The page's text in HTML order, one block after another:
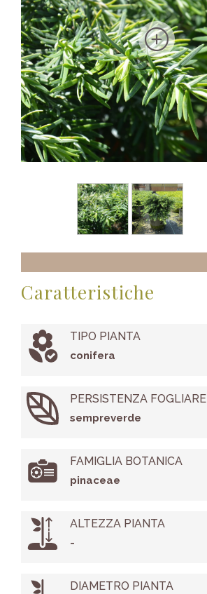
Caratteristiche
TIPO PIANTA
conifera
PERSISTENZA FOGLIARE
sempreverde
FAMIGLIA BOTANICA
pinaceae
ALTEZZA PIANTA
-
DIAMETRO PIANTA